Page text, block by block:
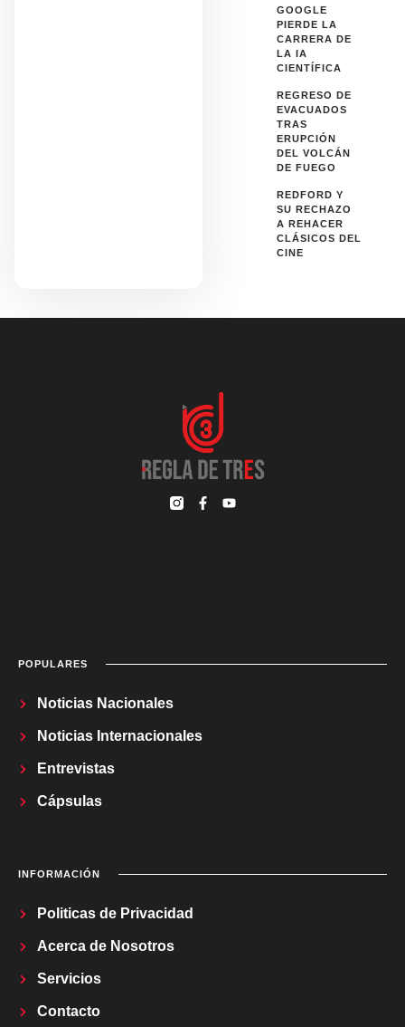
GOOGLE
PIERDE LA
CARRERA DE
LA IA
CIENTÍFICA
REGRESO DE
EVACUADOS
TRAS
ERUPCIÓN
DEL VOLCÁN
DE FUEGO
REDFORD Y
SU RECHAZO
A REHACER
CLÁSICOS DEL
CINE
POPULARES
Noticias Nacionales
Noticias Internacionales
Entrevistas
Cápsulas
INFORMACIÓN
Politicas de Privacidad
Acerca de Nosotros
Servicios
Contacto